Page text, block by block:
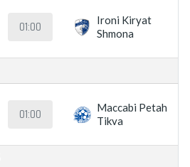
01:00
Ironi Kiryat
Shmona
01:00
Maccabi Petah
Tikva